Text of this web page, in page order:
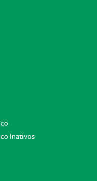
Inativos